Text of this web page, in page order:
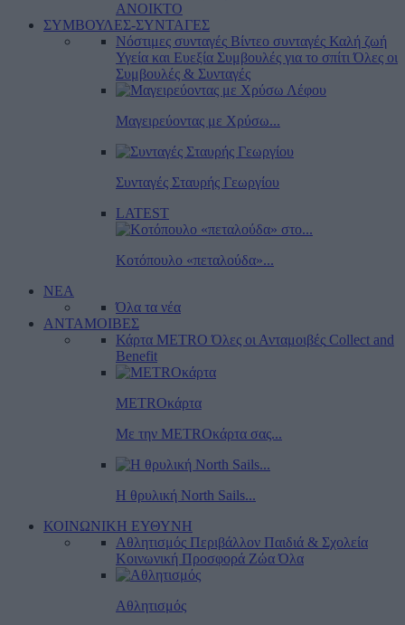
ΑΝΟΙΚΤΟ
ΣΥΜΒΟΥΛΕΣ-ΣΥΝΤΑΓΕΣ
Νόστιμες συνταγές Βίντεο συνταγές Καλή ζωή
Υγεία και Ευεξία Συμβουλές για το σπίτι Όλες οι
Συμβουλές & Συνταγές
Μαγειρεύοντας με Χρύσω...
Συνταγές Σταυρής Γεωργίου
LATEST
Κοτόπουλο «πεταλούδα»...
ΝΕΑ
Όλα τα νέα
ΑΝΤΑΜΟΙΒΕΣ
Κάρτα METRO Όλες οι Ανταμοιβές Collect and
Benefit
METROκάρτα
Με την METROκάρτα σας...
Η θρυλική North Sails...
ΚΟΙΝΩΝΙΚΗ ΕΥΘΥΝΗ
Αθλητισμός Περιβάλλον Παιδιά & Σχολεία
Κοινωνική Προσφορά Ζώα Όλα
Αθλητισμός